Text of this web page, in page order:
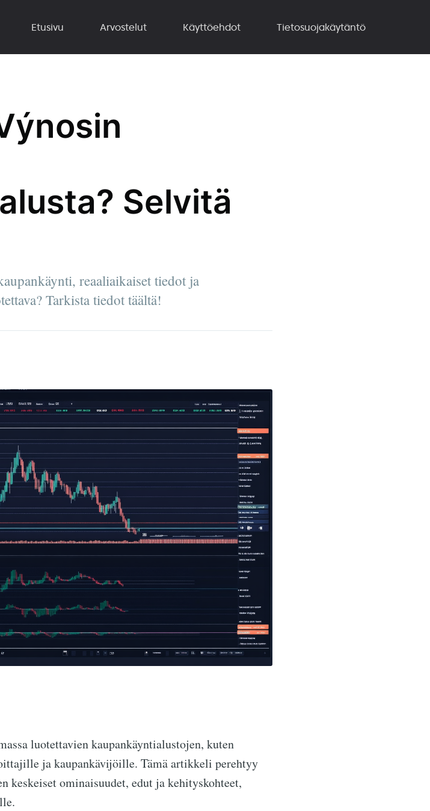
Etusivu Arvostelut Käyttöehdot Tietosuojakäytäntö
Selvitä
reaaliaikaiset tiedot ja
Tarkista tiedot täältä!
luotettavien kaupankäyntialustojen, kuten
ja kaupankävijöille. Tämä artikkeli perehtyy
keskeiset ominaisuudet, edut ja kehityskohteet,